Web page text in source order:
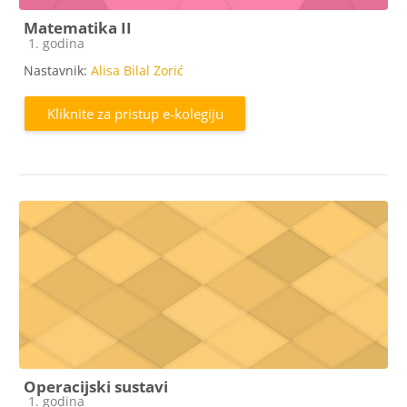
Matematika II
Kategorija e-kolegija
1. godina
Nastavnik: Alisa Bilal Zorić
Kliknite za pristup e-kolegiju
Operacijski sustavi
Kategorija e-kolegija
1. godina